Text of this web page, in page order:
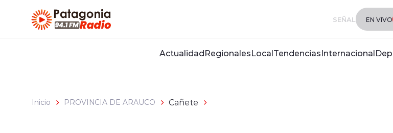
SEÑAL EN VIVO
ActualidadRegionalesLocalTendenciasInternacional
Inicio PROVINCIA DE ARAUCO Cañete